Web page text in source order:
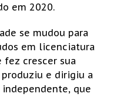
em 2020.
se mudou para
em licenciatura
fez crescer sua
e dirigiu a
que